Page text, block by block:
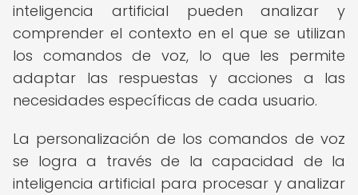
inteligencia artificial pueden analizar y
comprender el contexto en el que se utilizan
los comandos de voz, lo que les permite
adaptar las respuestas y acciones a las
necesidades específicas de cada usuario.
La personalización de los comandos de voz
se logra a través de la capacidad de la
inteligencia artificial para procesar y analizar